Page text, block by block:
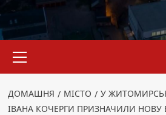
меню
ДОМАШНЯ МІСТО
У
ІВАНА КОЧЕРГИ ПРИЗНАЧИЛИ НОВУ